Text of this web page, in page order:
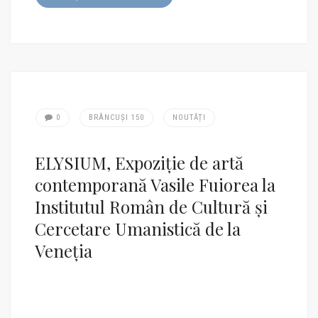
0 BRÂNCUȘI 150 NOUTĂȚI
ELYSIUM, Expoziție de artă
contemporană Vasile Fuiorea la
Institutul Român de Cultură și
Cercetare Umanistică de la
Veneția